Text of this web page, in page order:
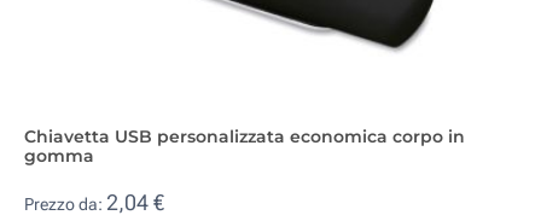
Chiavetta USB personalizzata economica corpo in
gomma
Prezzo da: 2,04 €